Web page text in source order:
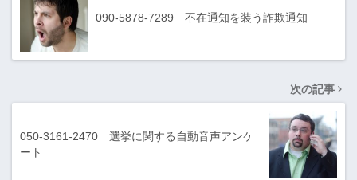
090-5878-7289 不在通知を装う詐欺通知
次の記事
050-3161-2470 選挙に関する自動音声アンケ
ート